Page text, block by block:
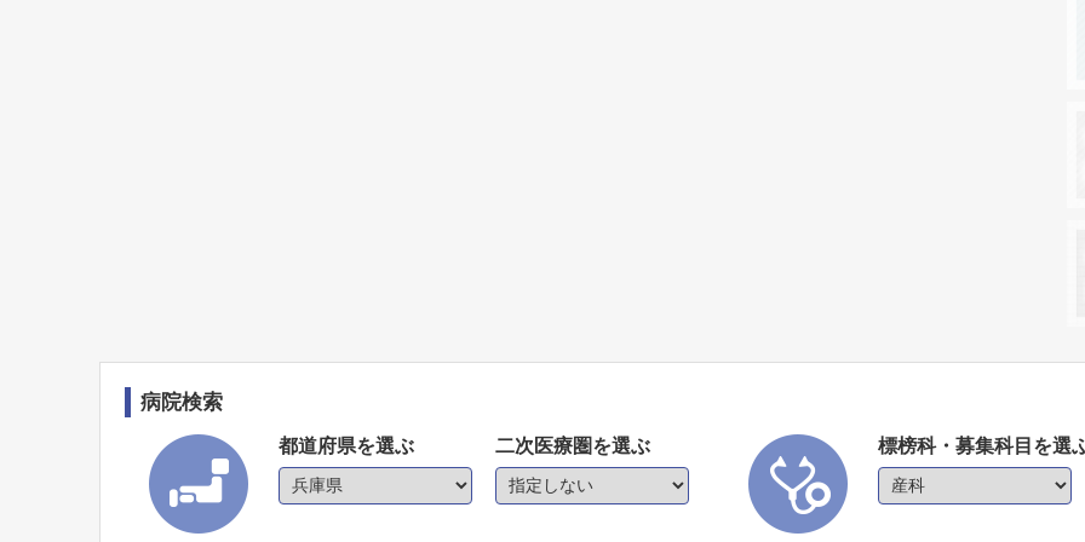
病院検索
都道府県を選ぶ 二次医療圏を選ぶ 標榜科・募集科目を選